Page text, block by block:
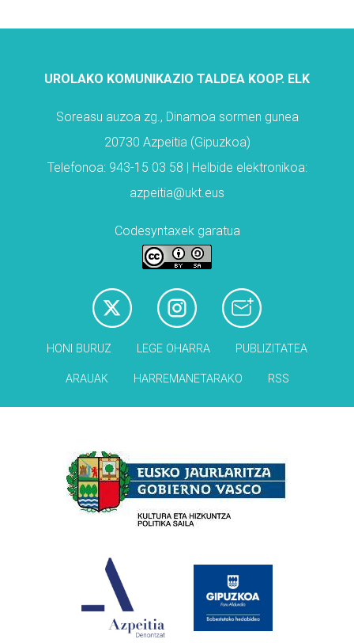
UROLAKO KOMUNIKAZIO TALDEA KOOP. ELK
Soreasu auzoa zg., Dinamoa sormen gunea
20730 Azpeitia (Gipuzkoa)
Telefonoa: 943-15 03 58 | Helbide elektronikoa:
azpeitia@ukt.eus
Codesyntaxek garatua
HONI BURUZ LEGE OHARRA PUBLIZITATEA
ARAUAK HARREMANETARAKO RSS